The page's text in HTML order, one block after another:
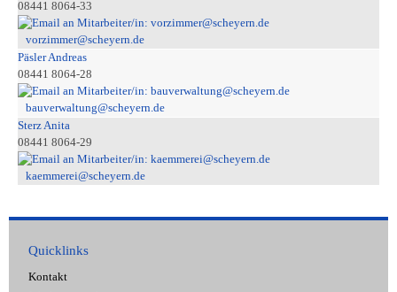
08441 8064-33
vorzimmer@scheyern.de
Päsler Andreas
08441 8064-28
bauverwaltung@scheyern.de
Sterz Anita
08441 8064-29
kaemmerei@scheyern.de
Quicklinks
Kontakt